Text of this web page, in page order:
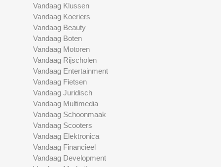
Vandaag Klussen
Vandaag Koeriers
Vandaag Beauty
Vandaag Boten
Vandaag Motoren
Vandaag Rijscholen
Vandaag Entertainment
Vandaag Fietsen
Vandaag Juridisch
Vandaag Multimedia
Vandaag Schoonmaak
Vandaag Scooters
Vandaag Elektronica
Vandaag Financieel
Vandaag Development